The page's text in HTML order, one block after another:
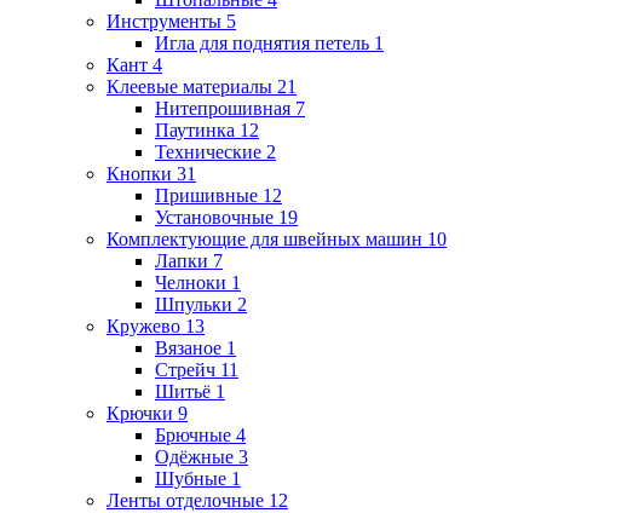
Инструменты 5
Игла для поднятия петель 1
Кант 4
Клеевые материалы 21
Нитепрошивная 7
Паутинка 12
Технические 2
Кнопки 31
Пришивные 12
Установочные 19
Комплектующие для швейных машин 10
Лапки 7
Челноки 1
Шпульки 2
Кружево 13
Вязаное 1
Стрейч 11
Шитьё 1
Крючки 9
Брючные 4
Одёжные 3
Шубные 1
Ленты отделочные 12